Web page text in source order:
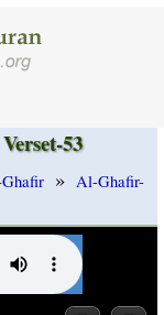
53
» Al-Ghafir-